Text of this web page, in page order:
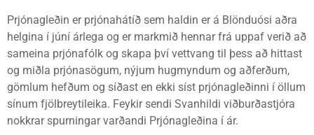
Prjónagleðin er prjónahátíð sem haldin er á Blönduósi aðra
helgina í júní árlega og er markmið hennar frá uppaf verið að
sameina prjónafólk og skapa því vettvang til þess að hittast
og miðla prjónasögum, nýjum hugmyndum og aðferðum,
gömlum hefðum og síðast en ekki síst prjónagleðinni í öllum
sínum fjölbreytileika. Feykir sendi Svanhildi viðburðastjóra
nokkrar spurningar varðandi Prjónagleðina í ár.